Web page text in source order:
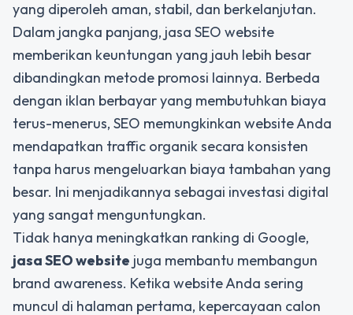
yang diperoleh aman, stabil, dan berkelanjutan.
Dalam jangka panjang, jasa SEO website
memberikan keuntungan yang jauh lebih besar
dibandingkan metode promosi lainnya. Berbeda
dengan iklan berbayar yang membutuhkan biaya
terus-menerus, SEO memungkinkan website Anda
mendapatkan traffic organik secara konsisten
tanpa harus mengeluarkan biaya tambahan yang
besar. Ini menjadikannya sebagai investasi digital
yang sangat menguntungkan.
Tidak hanya meningkatkan ranking di Google,
jasa SEO website juga membantu membangun
brand awareness. Ketika website Anda sering
muncul di halaman pertama, kepercayaan calon